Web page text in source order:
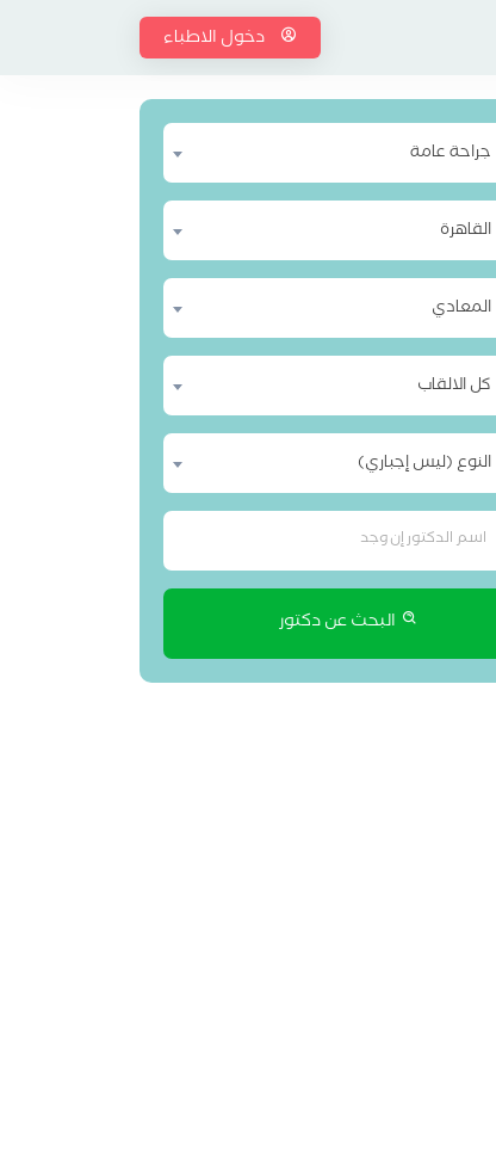
دخول الاطباء
جراحة عامة
القاهرة
المعادي
كل الالقاب
النوع (ليس إجباري)
البحث عن دكتور